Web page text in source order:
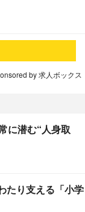
by 求人ボックス
に潜む“人身取
たり支える「小学